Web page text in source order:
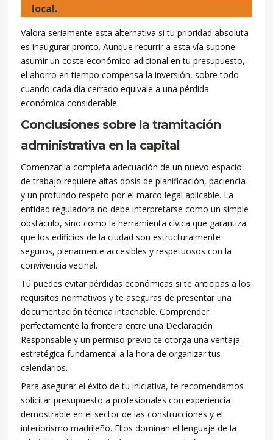
local.
Valora seriamente esta alternativa si tu prioridad absoluta
es inaugurar pronto. Aunque recurrir a esta vía supone
asumir un coste económico adicional en tu presupuesto,
el ahorro en tiempo compensa la inversión, sobre todo
cuando cada día cerrado equivale a una pérdida
económica considerable.
Conclusiones sobre la tramitación
administrativa en la capital
Comenzar la completa adecuación de un nuevo espacio
de trabajo requiere altas dosis de planificación, paciencia
y un profundo respeto por el marco legal aplicable. La
entidad reguladora no debe interpretarse como un simple
obstáculo, sino como la herramienta cívica que garantiza
que los edificios de la ciudad son estructuralmente
seguros, plenamente accesibles y respetuosos con la
convivencia vecinal.
Tú puedes evitar pérdidas económicas si te anticipas a los
requisitos normativos y te aseguras de presentar una
documentación técnica intachable. Comprender
perfectamente la frontera entre una Declaración
Responsable y un permiso previo te otorga una ventaja
estratégica fundamental a la hora de organizar tus
calendarios.
Para asegurar el éxito de tu iniciativa, te recomendamos
solicitar presupuesto a profesionales con experiencia
demostrable en el sector de las construcciones y el
interiorismo madrileño. Ellos dominan el lenguaje de la